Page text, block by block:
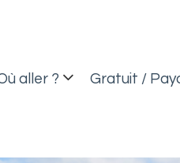
aller ? Gratuit /